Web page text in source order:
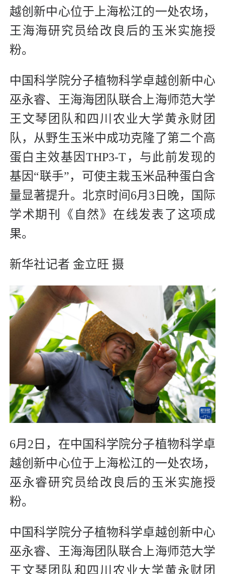
越创新中心位于上海松江的一处农场，
王海海研究员给改良后的玉米实施授
粉。
中国科学院分子植物科学卓越创新中心
巫永睿、王海海团队联合上海师范大学
王文琴团队和四川农业大学黄永财团
队，从野生玉米中成功克隆了第二个高
蛋白主效基因THP3-T，与此前发现的
基因“联手”，可使主栽玉米品种蛋白含
量显著提升。北京时间6月3日晚，国际
学术期刊《自然》在线发表了这项成
果。
新华社记者 金立旺 摄
6月2日，在中国科学院分子植物科学卓
越创新中心位于上海松江的一处农场，
巫永睿研究员给改良后的玉米实施授
粉。
中国科学院分子植物科学卓越创新中心
巫永睿、王海海团队联合上海师范大学
王文琴团队和四川农业大学黄永财团